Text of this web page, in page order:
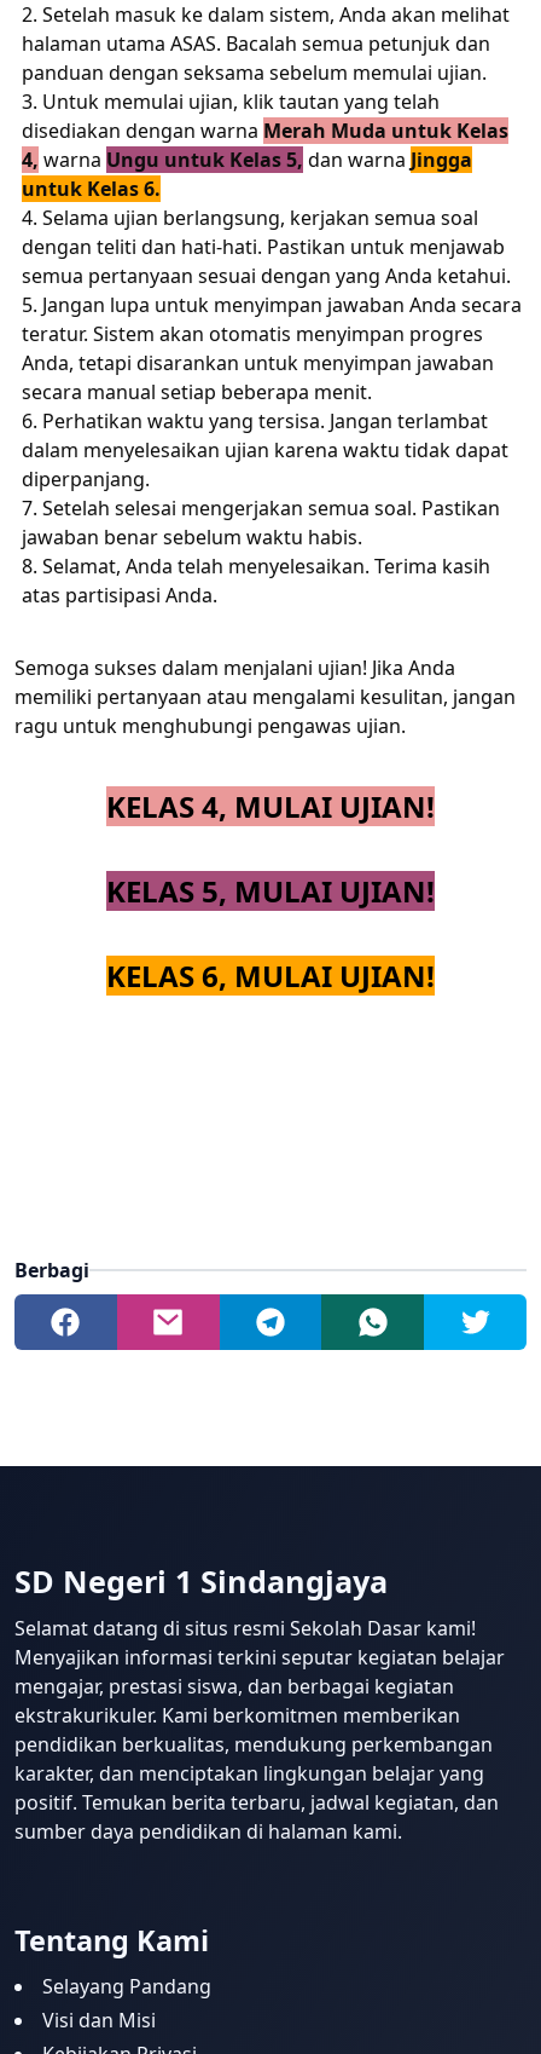
Setelah masuk ke dalam sistem, Anda akan melihat
halaman utama ASAS. Bacalah semua petunjuk dan
panduan dengan seksama sebelum memulai ujian.
Untuk memulai ujian, klik tautan yang telah
disediakan dengan warna Merah Muda untuk Kelas
4, warna Ungu untuk Kelas 5, dan warna Jingga
untuk Kelas 6.
Selama ujian berlangsung, kerjakan semua soal
dengan teliti dan hati-hati. Pastikan untuk menjawab
semua pertanyaan sesuai dengan yang Anda ketahui.
Jangan lupa untuk menyimpan jawaban Anda secara
teratur. Sistem akan otomatis menyimpan progres
Anda, tetapi disarankan untuk menyimpan jawaban
secara manual setiap beberapa menit.
Perhatikan waktu yang tersisa. Jangan terlambat
dalam menyelesaikan ujian karena waktu tidak dapat
diperpanjang.
Setelah selesai mengerjakan semua soal. Pastikan
jawaban benar sebelum waktu habis.
Selamat, Anda telah menyelesaikan. Terima kasih
atas partisipasi Anda.
Semoga sukses dalam menjalani ujian! Jika Anda
memiliki pertanyaan atau mengalami kesulitan, jangan
ragu untuk menghubungi pengawas ujian.
KELAS 4, MULAI UJIAN!
KELAS 5, MULAI UJIAN!
KELAS 6, MULAI UJIAN!
Berbagi
SD Negeri 1 Sindangjaya
Selamat datang di situs resmi Sekolah Dasar kami!
Menyajikan informasi terkini seputar kegiatan belajar
mengajar, prestasi siswa, dan berbagai kegiatan
ekstrakurikuler. Kami berkomitmen memberikan
pendidikan berkualitas, mendukung perkembangan
karakter, dan menciptakan lingkungan belajar yang
positif. Temukan berita terbaru, jadwal kegiatan, dan
sumber daya pendidikan di halaman kami.
Tentang Kami
Selayang Pandang
Visi dan Misi